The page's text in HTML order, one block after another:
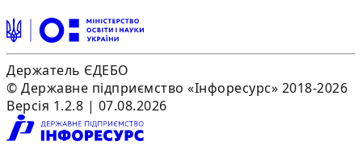
Держатель ЄДЕБО
© Державне підприємство «Інфоресурс» 2018-2026
Версія 1.2.8 | 07.08.2026